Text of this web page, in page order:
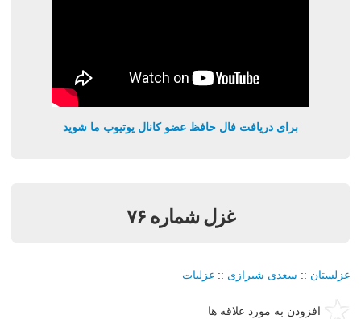
برای دریافت فال حافظ عضو کانال یوتیوب ما شوید
غزل شماره ۷۶
غزلستان :: سعدی شیرازی :: غزلیات
افزودن به مورد علاقه ها